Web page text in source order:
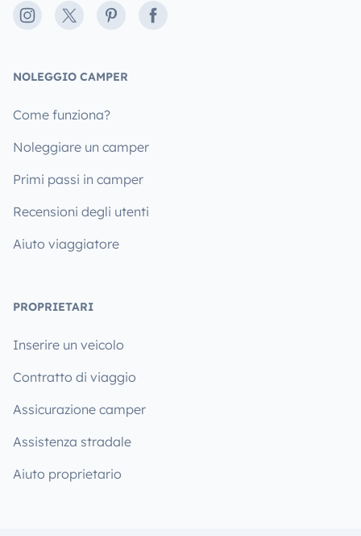
Instagram
X PinterestFacebook
NOLEGGIO CAMPER
Come funziona?
Noleggiare un camper
Primi passi in camper
Recensioni degli utenti
Aiuto viaggiatore
PROPRIETARI
Inserire un veicolo
Contratto di viaggio
Assicurazione camper
Assistenza stradale
Aiuto proprietario